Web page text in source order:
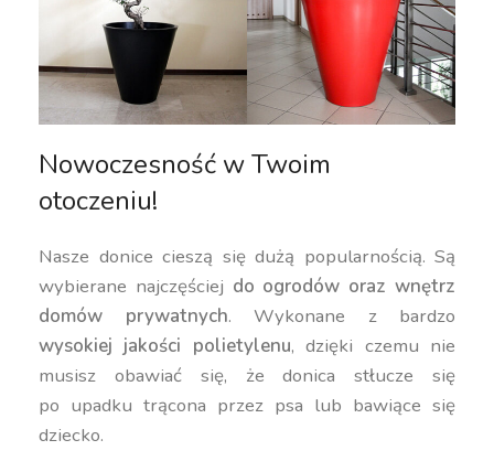
Nowoczesność w Twoim
otoczeniu!
Nasze donice cieszą się dużą popularnością. Są
wybierane najczęściej do ogrodów oraz wnętrz
domów prywatnych. Wykonane z bardzo
wysokiej jakości polietylenu, dzięki czemu nie
musisz obawiać się, że donica stłucze się
po upadku trącona przez psa lub bawiące się
dziecko.